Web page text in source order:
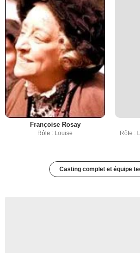
Françoise Rosay
Rôle : Louise Rôle :
Casting complet et équipe